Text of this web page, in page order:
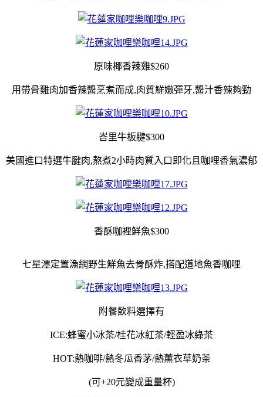
原味椰香辣雞$260
用帶骨雞肉加香辣醬烹煮而成,肉質鮮嫩彈牙,醬汁香辣夠勁
峇里牛板腱$300
美國進口特選牛腱肉,熬煮2小時肉質入口即化且咖哩香氣濃郁
香酥咖裡鮮魚$300
七星潭定置漁網野生鮮魚去骨酥炸,搭配道地魚香咖哩
附餐飲料選擇有
ICE:蜂蜜小冰茶/桂花冰紅茶/輕盈冰綠茶
HOT:熱咖啡/熱冬瓜香茅/熱薰衣草奶茶
(可+20元變成重量杯)